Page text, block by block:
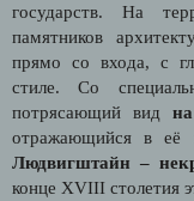
государств. На
памятников
прямо со входа, с
стиле. Со
потрясающий вид
отражающийся в её
Людвигштайн –
конце XVIII столетия